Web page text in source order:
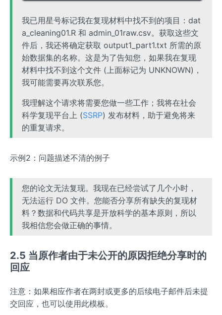
我已用星号标记我在复现材料中找不到的项目：dat
a_cleaning01.R 和 admin_01raw.csv。获取这些文
件后，我还将确定获取 output1_part1.txt 所需的原
始数据集的名称。这是为了告知您，如果我在复现
材料中找不到这个文件 (上面标记为 UNKNOWN)，
我可能需要再次联系您。
我理解这个请求将需要您做一些工作；我将在社会
科学复现平台上 (SSRP) 发布材料，助于避免将来
的重复请求。
示例2：问题描述不清的例子
您的论文无法复现。我现在已经尝试了几个小时，
无法运行 DO 文件。您能否分享所有缺失的复现材
料？数据和代码共享是开放科学的基本原则，所以
我相信您会做正确的事情。
2.5 当原作者由于未公开的原因拒绝分享时的
回应
注意：如果相应作者在两封或更多的后续电子邮件后未提
交回应，也可以使用此模板。